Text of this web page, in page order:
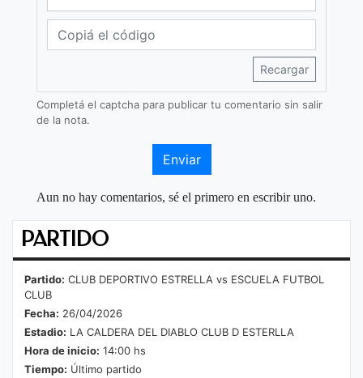
Recargar
Completá el captcha para publicar tu comentario sin salir
de la nota.
Enviar
Aun no hay comentarios, sé el primero en escribir uno.
PARTIDO
Partido: CLUB DEPORTIVO ESTRELLA vs ESCUELA FUTBOL
CLUB
Fecha: 26/04/2026
Estadio: LA CALDERA DEL DIABLO CLUB D ESTERLLA
Hora de inicio: 14:00 hs
Tiempo: Último partido